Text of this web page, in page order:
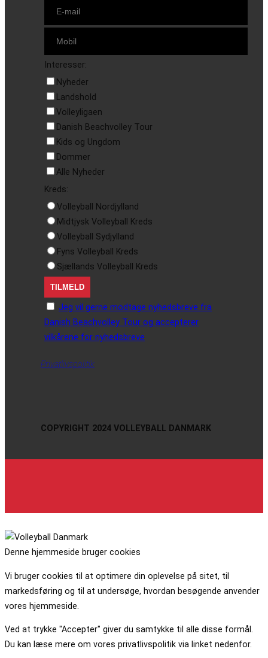
Interesser:
Nyheder
Landshold
Volleyligaen
Danish Beachvolley Tour
Kids og Ungdom
Dommer
Alle Nyheder
Kreds:
Volleyball Nordjylland
Midtjysk Volleyball Kreds
Volleyball Sydjylland
Fyns Volleyball Kreds
Sjællands Volleyball Kreds
Jeg vil gerne modtage nyhedsbreve fra
Danish Beachvolley Tour og accepterer
vilkårene for nyhedsbreve
Privatlivspolitik
COPYRIGHT 2024 VOLLEYBALL DANMARK
Denne hjemmeside bruger cookies
Vi bruger cookies til at optimere din oplevelse på sitet, til
markedsføring og til at undersøge, hvordan besøgende anvender
vores hjemmeside.
Ved at trykke "Accepter" giver du samtykke til alle disse formål.
Du kan læse mere om vores privatlivspolitik via linket nedenfor.